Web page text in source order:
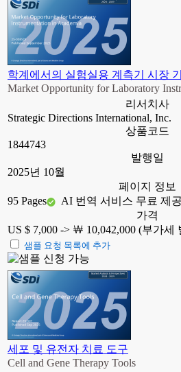
학계에서의 실험실용 계측기 시장
Market Opportunity for Laboratory
리서치사
Strategic Directions International, Inc.
상품코드
1844743
발행일
2025년 10월
페이지 정보
95 Pages
AI 번역 서비스 무료 제공
가격
US $ 7,000 -> ￦ 10,042,000 (부가세
샘플 요청 목록에 추가
세포 및 유전자 치료 도구
Cell and Gene Therapy Tools